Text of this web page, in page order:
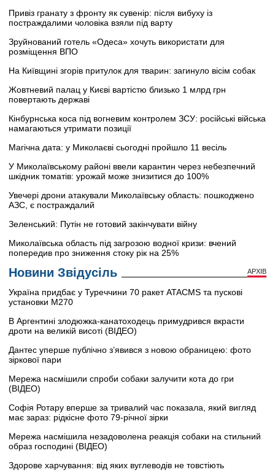
Привіз гранату з фронту як сувенір: після вибуху із
постраждалими чоловіка взяли під варту
Зруйнований готель «Одеса» хочуть використати для
розміщення ВПО
На Київщині згорів притулок для тварин: загинуло вісім собак
Жовтневий палац у Києві вартістю близько 1 млрд грн
повертають державі
Кінбурнська коса під вогневим контролем ЗСУ: російські війська
намагаються утримати позиції
Магічна дата: у Миколаєві сьогодні пройшло 11 весіль
У Миколаївському районі ввели карантин через небезпечний
шкідник томатів: урожай може знизитися до 100%
Увечері дрони атакували Миколаївську область: пошкоджено
АЗС, є постраждалий
Зеленський: Путін не готовий закінчувати війну
Миколаївська область під загрозою водної кризи: вчений
попередив про зниження стоку рік на 25%
Новини Звідусіль АРХІВ
Україна придбає у Туреччини 70 ракет ATACMS та пускові
установки M270
В Аргентині злодюжка-канатоходець примудрився вкрасти
дроти на великій висоті (ВІДЕО)
Дантес уперше публічно з’явився з новою обраницею: фото
зіркової пари
Мережа насмішили спроби собаки залучити кота до гри
(ВІДЕО)
Софія Ротару вперше за тривалий час показала, який вигляд
має зараз: рідкісне фото 79-річної зірки
Мережа насмішила незадоволена реакція собаки на стильний
образ господині (ВІДЕО)
Здорове харчування: від яких вуглеводів не товстіють